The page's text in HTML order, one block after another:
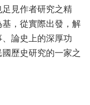
見作者研究之精
，從實際出發，解
論史上的深厚功
歷史研究的一家之